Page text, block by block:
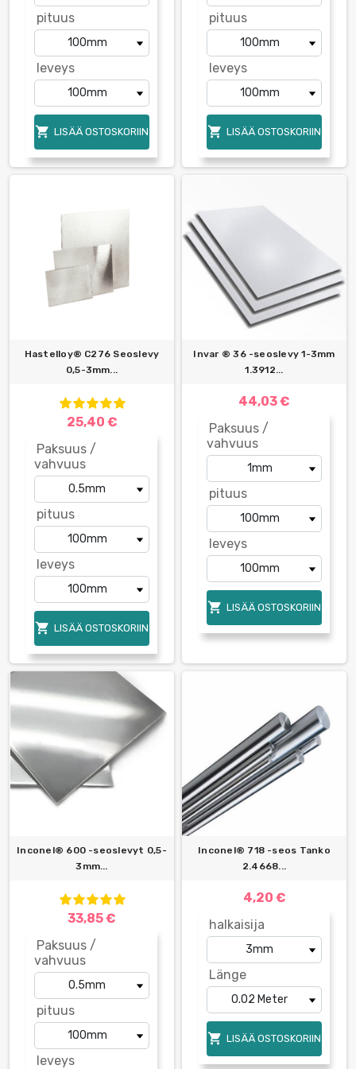
pituus
leveys
 LISÄÄ OSTOSKORIIN
pituus
leveys
 LISÄÄ OSTOSKORIIN
Hastelloy® C276 Seoslevy
0,5-3mm...
25,40 €
Paksuus /
vahvuus
pituus
leveys
 LISÄÄ OSTOSKORIIN
Invar ® 36 -seoslevy 1-3mm
1.3912...
44,03 €
Paksuus /
vahvuus
pituus
leveys
 LISÄÄ OSTOSKORIIN
Inconel® 600 -seoslevyt 0,5-
3mm...
33,85 €
Paksuus /
vahvuus
pituus
leveys
Inconel® 718 -seos Tanko
2.4668...
4,20 €
halkaisija
Länge
 LISÄÄ OSTOSKORIIN